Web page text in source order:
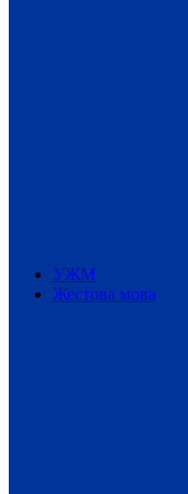
УЖМ
Жестова мова